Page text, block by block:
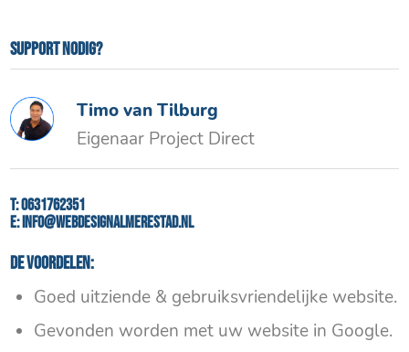
Support nodig?
Timo van Tilburg
Eigenaar Project Direct
T:0631762351
E: info@webdesignalmerestad.nl
De voordelen:
Goed uitziende & gebruiksvriendelijke website.
Gevonden worden met uw website in Google.